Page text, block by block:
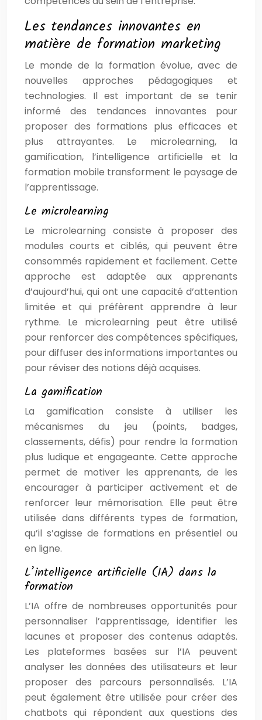
Les tendances innovantes en
matière de formation marketing
Le monde de la formation évolue, avec de
nouvelles approches pédagogiques et
technologies. Il est important de se tenir
informé des tendances innovantes pour
proposer des formations plus efficaces et
plus attrayantes. Le microlearning, la
gamification, l’intelligence artificielle et la
formation mobile transforment le paysage de
l’apprentissage.
Le microlearning
Le microlearning consiste à proposer des
modules courts et ciblés, qui peuvent être
consommés rapidement et facilement. Cette
approche est adaptée aux apprenants
d’aujourd’hui, qui ont une capacité d’attention
limitée et qui préfèrent apprendre à leur
rythme. Le microlearning peut être utilisé
pour renforcer des compétences spécifiques,
pour diffuser des informations importantes ou
pour réviser des notions déjà acquises.
La gamification
La gamification consiste à utiliser les
mécanismes du jeu (points, badges,
classements, défis) pour rendre la formation
plus ludique et engageante. Cette approche
permet de motiver les apprenants, de les
encourager à participer activement et de
renforcer leur mémorisation. Elle peut être
utilisée dans différents types de formation,
qu’il s’agisse de formations en présentiel ou
en ligne.
L’intelligence artificielle (IA) dans la
formation
L’IA offre de nombreuses opportunités pour
personnaliser l’apprentissage, identifier les
lacunes et proposer des contenus adaptés.
Les plateformes basées sur l’IA peuvent
analyser les données des utilisateurs et leur
proposer des parcours personnalisés. L’IA
peut également être utilisée pour créer des
chatbots qui répondent aux questions des